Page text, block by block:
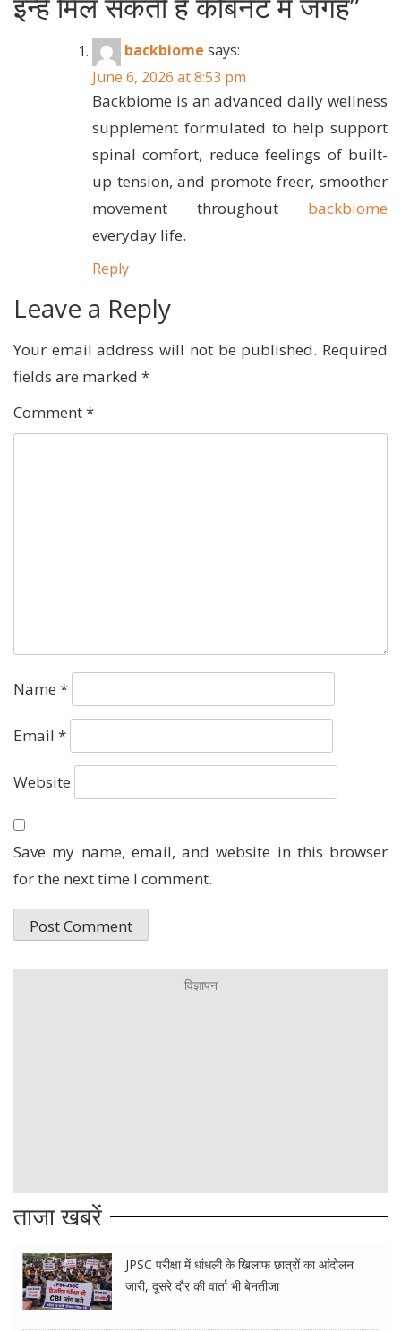
backbiome says:
June 6, 2026 at 8:53 pm
Backbiome is an advanced daily wellness
supplement formulated to help support
spinal comfort, reduce feelings of built-
up tension, and promote freer, smoother
movement throughout backbiome
everyday life.
Reply
Leave a Reply
Your email address will not be published. Required
fields are marked *
Comment*
Name *
Email *
Website
Save my name, email, and website in this browser
for the next time I comment.
ताजा खबरें
JPSC परीक्षा में धांधली के खिलाफ छात्रों का आंदोलन
जारी, दूसरे दौर की वार्ता भी बेनतीजा